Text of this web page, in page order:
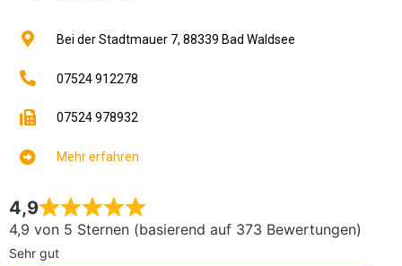
Bei der Stadtmauer 7, 88339 Bad Waldsee
07524 912278
07524 978932
Mehr erfahren
4,9
4,9 von 5 Sternen (basierend auf 373 Bewertungen)
Sehr gut